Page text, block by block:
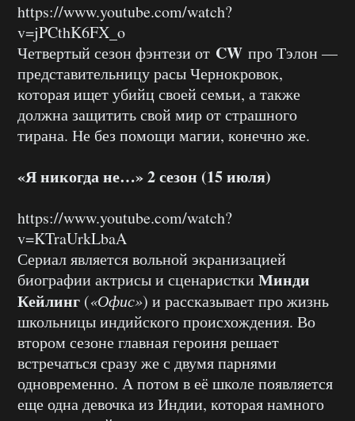
https://www.youtube.com/watch?
v=jPCthK6FX_o
Четвертый сезон фэнтези от CW про Тэлон —
представительницу расы Чернокровок,
которая ищет убийц своей семьи, а также
должна защитить свой мир от страшного
тирана. Не без помощи магии, конечно же.
«Я никогда не…» 2 сезон (15 июля)
https://www.youtube.com/watch?
v=KTraUrkLbaA
Сериал является вольной экранизацией
биографии актрисы и сценаристки Минди
Кейлинг («Офис») и рассказывает про жизнь
школьницы индийского происхождения. Во
втором сезоне главная героиня решает
встречаться сразу же с двумя парнями
одновременно. А потом в её школе появляется
еще одна девочка из Индии, которая намного